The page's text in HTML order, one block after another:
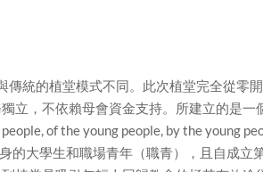
統的植堂模式不同。此次植堂完全從零
立，不依賴母會資金支持。所建立的是一
of the young people, by the young
的大學生和職場青年（職青），且自成立